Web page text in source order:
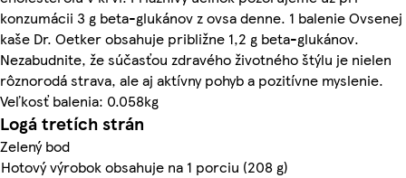
konzumácii 3 g beta-glukánov z ovsa denne. 1 balenie Ovsenej
kaše Dr. Oetker obsahuje približne 1,2 g beta-glukánov.
Nezabudnite, že súčasťou zdravého životného štýlu je nielen
rôznorodá strava, ale aj aktívny pohyb a pozitívne myslenie.
Veľkosť balenia: 0.058kg
Logá tretích strán
Zelený bod
Hotový výrobok obsahuje na 1 porciu (208 g)